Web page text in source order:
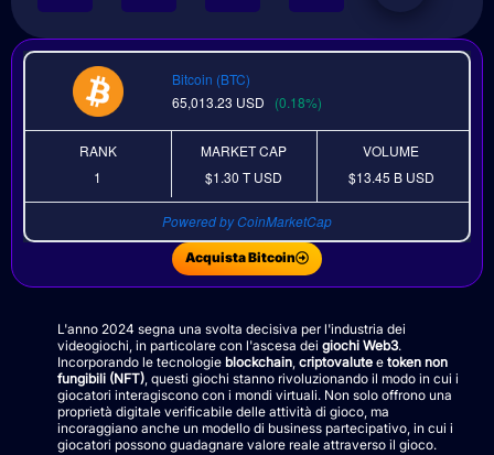
Bitcoin (BTC)
65,013.23 USD (0.18%)
RANK
1
MARKET CAP
$1.30 TUSD
VOLUME
$13.45 B USD
Powered by CoinMarketCap
Acquista Bitcoin
L'anno 2024 segna una svolta decisiva per l'industria dei
videogiochi, in particolare con l'ascesa dei giochi Web3.
Incorporando le tecnologie blockchain, criptovalute e token non
fungibili (NFT), questi giochi stanno rivoluzionando il modo in cui i
giocatori interagiscono con i mondi virtuali. Non solo offrono una
proprietà digitale verificabile delle attività di gioco, ma
incoraggiano anche un modello di business partecipativo, in cui i
giocatori possono guadagnare valore reale attraverso il gioco.